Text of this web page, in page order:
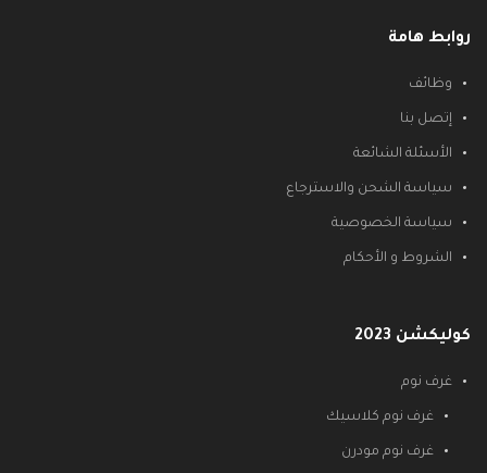
روابط هامة
وظائف
إتصل بنا
الأسئلة الشائعة
سياسة الشحن والاسترجاع
سياسة الخصوصية
الشروط و الأحكام
كوليكشن 2023
غرف نوم
غرف نوم كلاسيك
غرف نوم مودرن